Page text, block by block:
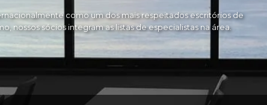
como um dos mais respeitados escritórios de
nossos sócios integram as listas de especialistas na área.